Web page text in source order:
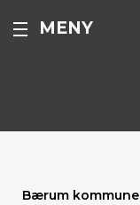
MENY
Bærum kommune